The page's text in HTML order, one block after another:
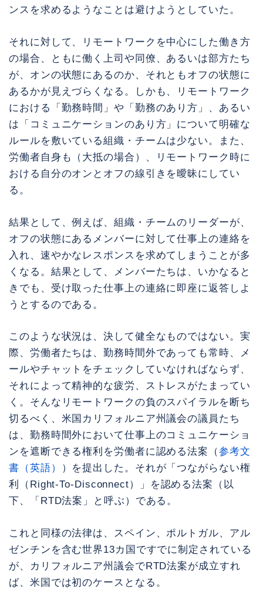
ンスを求めるようなことは避けようとしていた。
それに対して、リモートワークを中心にした働き方
の場合、ともに働く上司や同僚、あるいは部方たち
が、オンの状態にあるのか、それともオフの状態に
あるかが見えづらくなる。しかも、リモートワーク
における「勤務時間」や「勤務のあり方」、あるい
は「コミュニケーションのあり方」について明確な
ルールを敷いている組織・チームは少ない。また、
労働者自身も（大抵の場合）、リモートワーク時に
おける自分のオンとオフの線引きを曖昧にしてい
る。
結果として、例えば、組織・チームのリーダーが、
オフの状態にあるメンバーに対して仕事上の連絡を
入れ、速やかなレスポンスを求めてしまうことが多
くなる。結果として、メンバーたちは、いかなると
きでも、受け取った仕事上の連絡に即座に返答しよ
うとするのである。
このような状況は、決して健全なものではない。実
際、労働者たちは、勤務時間外であっても常時、メ
ールやチャットをチェックしていなければならず、
それによって精神的な疲労、ストレスがたまってい
く。そんなリモートワークの負のスパイラルを断ち
切るべく、米国カリフォルニア州議会の議員たち
は、勤務時間外において仕事上のコミュニケーショ
ンを遮断できる権利を労働者に認める法案（参考文
書（英語）
）を提出した。それが「つながらない権
利（Right-To-Disconnect）」を認める法案（以
下、「RTD法案」と呼ぶ）である。
これと同様の法律は、スペイン、ポルトガル、アル
ゼンチンを含む世界13カ国ですでに制定されている
が、カリフォルニア州議会でRTD法案が成立すれ
ば、米国では初のケースとなる。